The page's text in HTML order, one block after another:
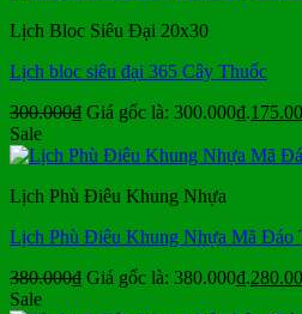
Lịch Bloc Siêu Đại 20x30
Lịch bloc siêu đại 365 Cây Thuốc
300.000₫ Giá gốc là: 300.000₫.
Sale
Lịch Phù Điêu Khung Nhựa
Lịch Phù Điêu Khung Nhựa Mã Đáo
380.000₫ Giá gốc là: 380.000₫.
Sale